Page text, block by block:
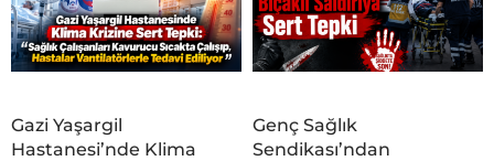
Gazi Yaşargil
Hastanesi’nde Klima
Genç Sağlık
Sendikası’ndan